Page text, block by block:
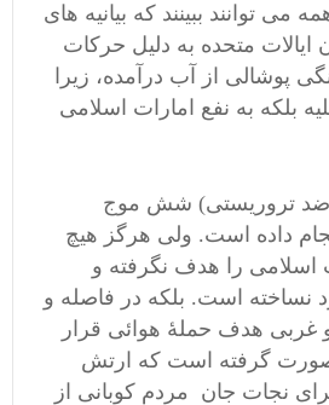
می توانند ببینند که بیانیه های
متحده به دلیل حرکات
پوشالی از آب درآمده، زیرا
بلکه به نفع امارات اسلامی
ضد تروریستی) شش موج
داده است. ولی هرگز هیچ
اسلامی را هدف نگرفته و
نساخته است. بلکه در فاصله و
غربی هدف حملۀ هوائی قرار
گرفته است که ارتش
نجات جان مردم کوبانی از